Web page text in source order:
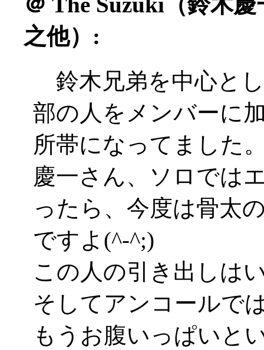
之他）:
鈴木兄弟を中心と
部の人をメンバーに
所帯になってました
慶一さん、ソロでは
ったら、今度は骨太
ですよ(^-^;)
この人の引き出しは
そしてアンコールで
もうお腹いっぱいと